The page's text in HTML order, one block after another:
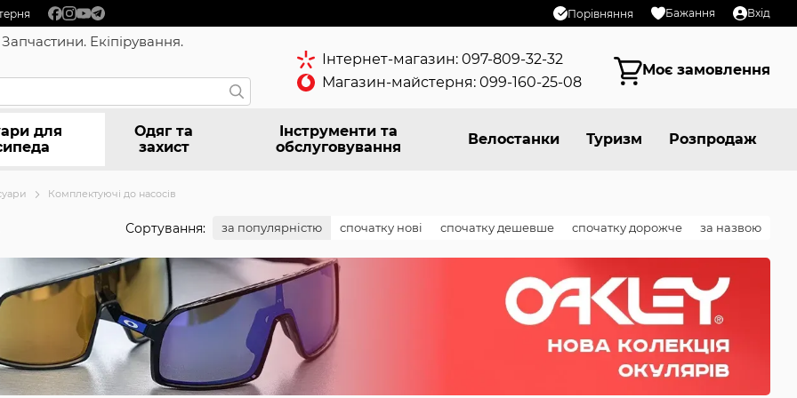
Порівняння Бажання Вхід
Екіпірування.
Інтернет-магазин: 097-809-32-32
Магазин-майстерня: 099-160-25-08
Моє замовлення
для
Одяг та
захист
Інструменти та
обслуговування
Велостанки Туризм Розпродаж
Комплектуючі до насосів
Сортування: за популярністю спочатку нові спочатку дешевше спочатку дорожче за назвою